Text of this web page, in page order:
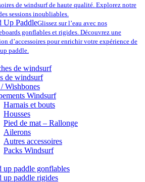
de windsurf de haute qualité. Explorez notre
sessions inoubliables.
Up PaddleGlissez sur l’eau avec nos
gonflables et rigides. Découvrez une
d’accessoires pour enrichir votre expérience de
paddle.
de windsurf
de windsurf
Wishbones
Windsurf
Harnais et bouts
Housses
Pied de mat – Rallonge
Ailerons
Autres accessoires
Packs Windsurf
up paddle gonflables
up paddle rigides